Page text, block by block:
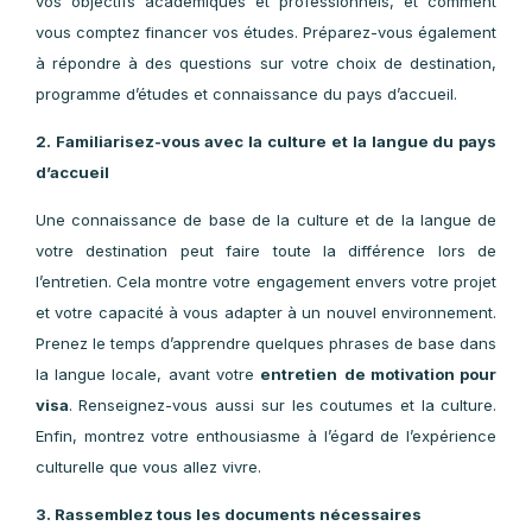
consulaire. Soyez prêt à expliquer en détail pourquoi
souhaitez étudier à l’étranger, comment cela s’inscrit
à répondre à des questions sur votre choix de
programme d’études et connaissance du pays d’accueil.
2. Familiarisez-vous avec la culture et la langue du
Une connaissance de base de la culture et de la langue
votre destination peut faire toute la différence lors
l’entretien. Cela montre votre engagement envers votre
et votre capacité à vous adapter à un nouvel
Prenez le temps d’apprendre quelques phrases de base
la langue locale, avant votre
visa. Renseignez-vous aussi sur les coutumes et la